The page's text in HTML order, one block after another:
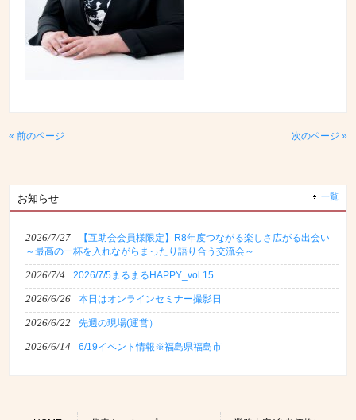
« 前のページ 次のページ »
お知らせ 一覧
2026/7/27
【互助会会員様限定】R8年度つながる楽しさ広がる出会い
～最高の一杯を入れながらまったり語り合う交流会～
2026/7/4 2026/7/5まるまるHAPPY_vol.15
2026/6/26 本日はオンラインセミナー撮影日
2026/6/22 先週の現場(運営）
2026/6/14 6/19イベント情報※福島県福島市